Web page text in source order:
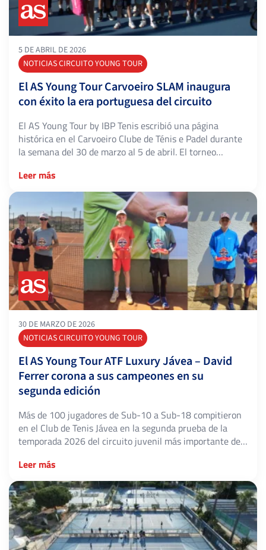
5 DE ABRIL DE 2026
NOTICIAS CIRCUITO YOUNG TOUR
El AS Young Tour Carvoeiro SLAM inaugura
con éxito la era portuguesa del circuito
El AS Young Tour by IBP Tenis escribió una página
histórica en el Carvoeiro Clube de Ténis e Padel durante
la semana del 30 de marzo al 5 de abril. El torneo
evento del circuito en suelo luso y reunió a más de 100
jugadores llegados de […]
Leer más
30 DE MARZO DE 2026
NOTICIAS CIRCUITO YOUNG TOUR
El AS Young Tour ATF Luxury Jávea – David
Ferrer corona a sus campeones en su
segunda edición
Más de 100 jugadores de Sub-10 a Sub-18 compitieron
en el Club de Tenis Jávea en la segunda prueba de la
temporada 2026 del circuito juvenil más importante de
de Tenis Jávea vivió una semana de tenis juvenil de
primer nivel con la celebración del […]
Leer más